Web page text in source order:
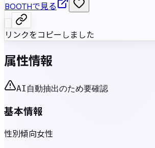
BOOTHで見る
リンクをコピーしました
属性情報
AI自動抽出のため要確認
基本情報
性別傾向女性